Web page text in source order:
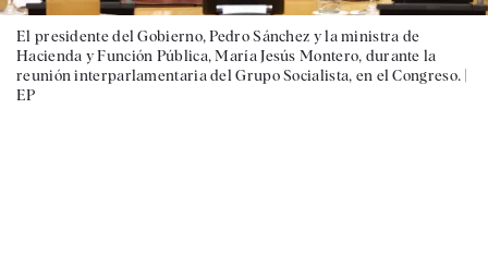
El presidente del Gobierno, Pedro Sánchez y la ministra de
Hacienda y Función Pública, María Jesús Montero, durante la
reunión interparlamentaria del Grupo Socialista, en el Congreso. |
EP